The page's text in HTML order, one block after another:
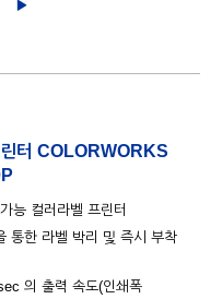
터 COLORWORKS
능 컬러라벨 프린터
통한 라벨 박리 및 즉시 부착
의 출력 속도(인쇄폭